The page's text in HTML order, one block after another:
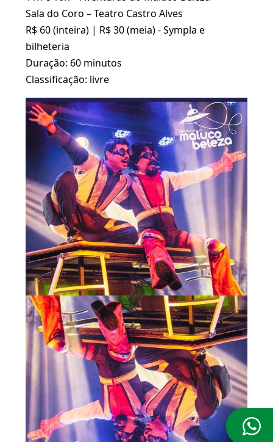
Sala do Coro – Teatro Castro Alves
R$ 60 (inteira) | R$ 30 (meia) - Sympla e
bilheteria
Duração: 60 minutos
Classificação: livre